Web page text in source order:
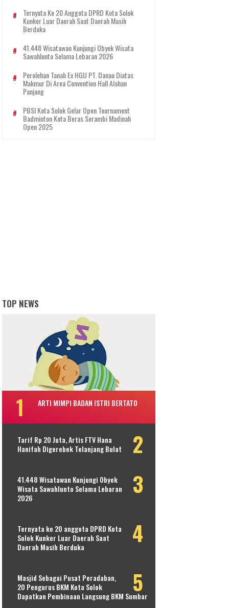
Ternyata Ke 20 Anggota DPRD Kota Solok
Kunker Luar Daerah Saat Daerah Masih
Berduka
41.448 Wisatawan Kunjungi Obyek Wisata
Sawahlunto Selama Lebaran 2026
Perolehan Tanah Ex HGU PT. Danau Diatas
Makmur Di Area Convention Hall Alahan
Panjang
PBSI Kota Solok Gelar Open Tournament
Badminton Kota Beras Serambi Madinah
Open 2025
TOP NEWS
ARTI MIMPI BADAN ISTRI BERTATO
Tarif Rp 20 Juta, Artis FTV Hana
Hanifah Digerebek Telanjang Bulat
41.448 Wisatawan Kunjungi Obyek
Wisata Sawahlunto Selama Lebaran
2026
Ternyata ke 20 anggota DPRD Kota
Solok Kunker Luar Daerah Saat
Daerah Masih Berduka
Masjid Sebagai Pusat Peradaban,
20 Pengurus BKM Kota Solok
Dapatkan Pembinaan Langsung BKM Sumbar